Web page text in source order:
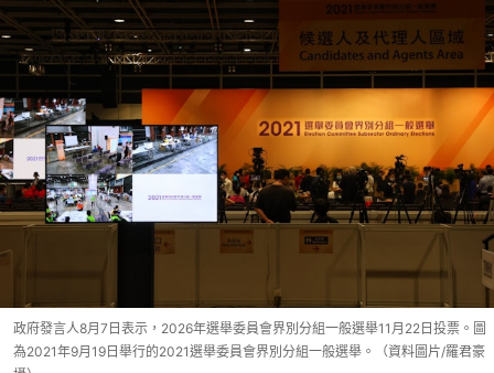
政府發言人8月7日表示，2026年選舉委員會界別分組一般選舉11月22日投票。圖
為2021年9月19日舉行的2021選舉委員會界別分組一般選舉。（資料圖片/羅君豪